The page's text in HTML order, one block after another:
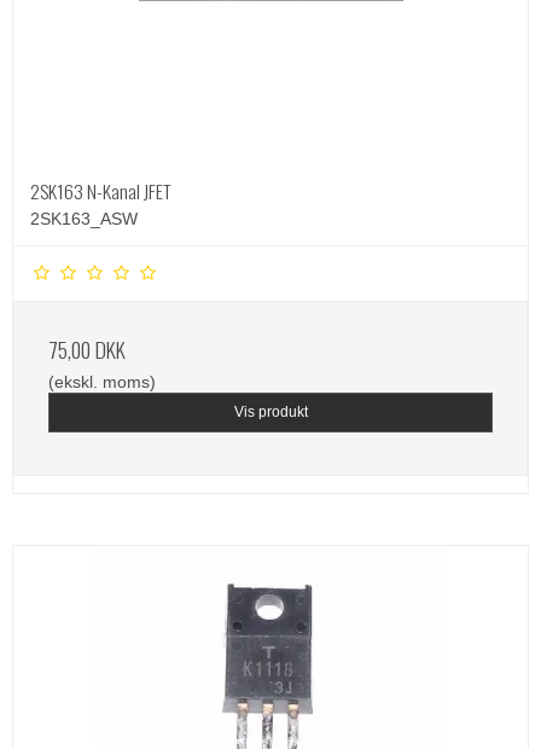
2SK163 N-Kanal JFET
2SK163_ASW
75,00 DKK
(ekskl. moms)
Vis produkt